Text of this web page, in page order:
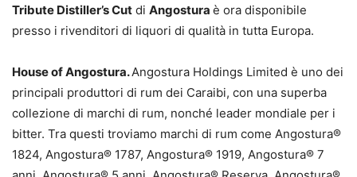
Tribute Distiller’s Cut di Angostura è ora disponibile
presso i rivenditori di liquori di qualità in tutta Europa.
House of Angostura.Angostura Holdings Limited è uno dei
principali produttori di rum dei Caraibi, con una superba
collezione di marchi di rum, nonché leader mondiale per i
bitter. Tra questi troviamo marchi di rum come Angostura®
1824, Angostura® 1787, Angostura® 1919, Angostura® 7